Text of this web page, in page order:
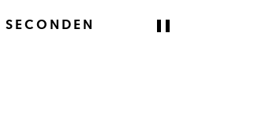
SECONDEN